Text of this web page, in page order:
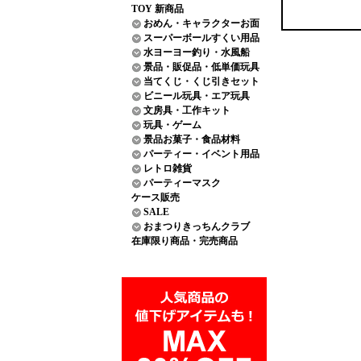
TOY 新商品
おめん・キャラクターお面
スーパーボールすくい用品
水ヨーヨー釣り・水風船
景品・販促品・低単価玩具
当てくじ・くじ引きセット
ビニール玩具・エア玩具
文房具・工作キット
玩具・ゲーム
景品お菓子・食品材料
パーティー・イベント用品
レトロ雑貨
パーティーマスク
ケース販売
SALE
おまつりきっちんクラブ
在庫限り商品・完売商品